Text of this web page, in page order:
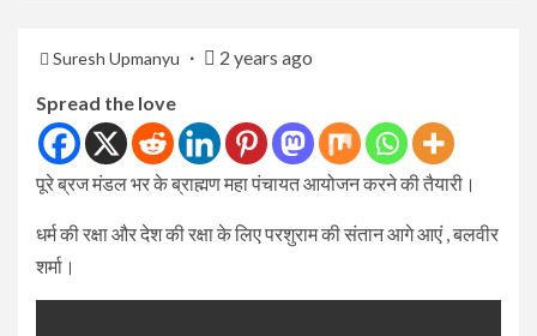
Suresh Upmanyu
2 years ago
Spread the love
पूरे ब्रज मंडल भर के ब्राह्मण महा पंचायत आयोजन करने की तैयारी।
धर्म की रक्षा और देश की रक्षा के लिए परशुराम की संतान आगे आएं , बलवीर
शर्मा।